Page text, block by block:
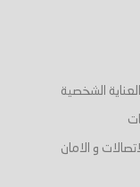
الشخصية
و الامان